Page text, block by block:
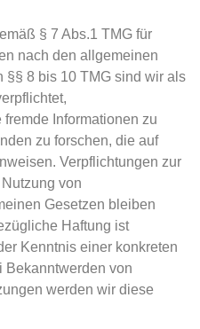
§ 7 Abs.1 TMG für
nach den allgemeinen
§§ 8 bis 10 TMG sind wir als
Informationen zu
zu forschen, die auf
Verpflichtungen zur
von
Gesetzen bleiben
Haftung ist
Kenntnis einer konkreten
Bekanntwerden von
werden wir diese